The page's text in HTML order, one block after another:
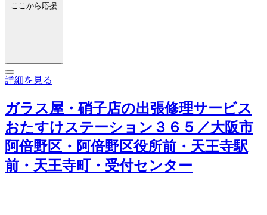
ここから応援
詳細を見る
ガラス屋・硝子店の出張修理サービス
おたすけステーション３６５／大阪市
阿倍野区・阿倍野区役所前・天王寺駅
前・天王寺町・受付センター